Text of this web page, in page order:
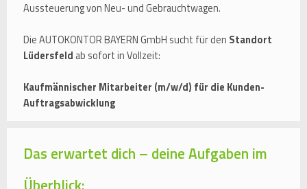
Aussteuerung von Neu- und Gebrauchtwagen.
Die AUTOKONTOR BAYERN GmbH sucht für den Standort
Lüdersfeld ab sofort in Vollzeit:
Kaufmännischer Mitarbeiter (m/w/d) für die Kunden-
Auftragsabwicklung
Das erwartet dich – deine Aufgaben im